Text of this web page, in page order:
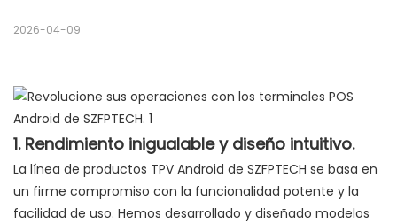
2026-04-09
1. Rendimiento inigualable y diseño intuitivo.
La línea de productos TPV Android de SZFPTECH se basa en
un firme compromiso con la funcionalidad potente y la
facilidad de uso. Hemos desarrollado y diseñado modelos